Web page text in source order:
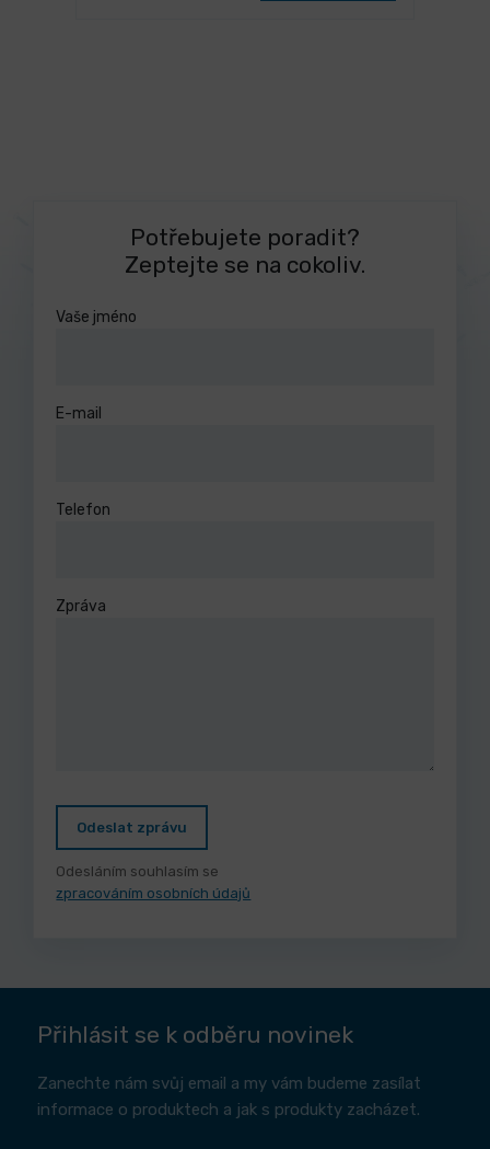
Potřebujete poradit?
Zeptejte se na cokoliv.
Vaše jméno
E-mail
Telefon
Zpráva
Odeslat zprávu
Odesláním souhlasím se
zpracováním osobních údajů
Přihlásit se k odběru novinek
Zanechte nám svůj email a my vám budeme zasílat
informace o produktech a jak s produkty zacházet.